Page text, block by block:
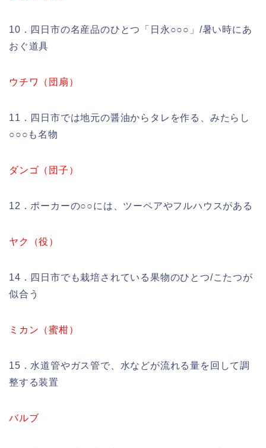
10．四日市の名産品のひとつ「日永○○○」/暑い時にあ
おぐ道具
ウチワ（団扇）
11．四日市では地元の醤油からタレを作る、みたらし
○○○も名物
ダンゴ（団子）
12．ポーカーの○○には、ツーペアやフルハウスがある
ヤク（役）
14．四日市でも栽培されている果物のひとつ/こたつが
似合う
ミカン（蜜柑）
15．水道管やガス管で、水などが流れる量を回して調
整する装置
バルブ